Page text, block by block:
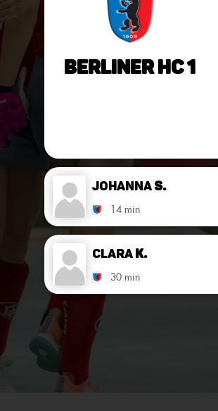
Berliner HC 1
JohannaS.
14 min
ClaraK.
30 min